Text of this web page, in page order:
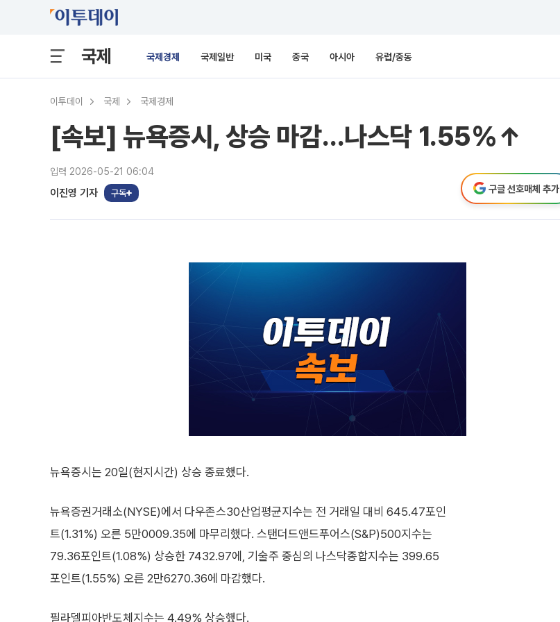
국제 국제경제 국제일반 미국 중국 아시아 유럽/중동
이투데이 국제 국제경제
[속보] 뉴욕증시, 상승 마감…나스닥 1.55%↑
입력 2026-05-21 06:04
이진영 기자 구독 구글 선호매체 추가
뉴욕증시는 20일(현지시간) 상승 종료했다.
뉴욕증권거래소(NYSE)에서 다우존스30산업평균지수는 전 거래일 대비 645.47포인
트(1.31%) 오른 5만0009.35에 마무리했다. 스탠더드앤드푸어스(S&P)500지수는
79.36포인트(1.08%) 상승한 7432.97에, 기술주 중심의 나스닥종합지수는 399.65
포인트(1.55%) 오른 2만6270.36에 마감했다.
필라델피아반도체지수는 4.49% 상승했다.